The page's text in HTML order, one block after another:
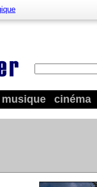
musique cinéma